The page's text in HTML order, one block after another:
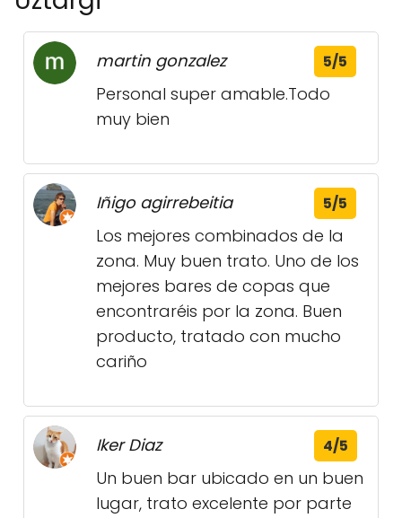
martin gonzalez 5/5
Personal super amable.Todo
muy bien
Iñigo agirrebeitia 5/5
Los mejores combinados de la
zona. Muy buen trato. Uno de los
mejores bares de copas que
encontraréis por la zona. Buen
producto, tratado con mucho
cariño
Iker Diaz 4/5
Un buen bar ubicado en un buen
lugar, trato excelente por parte